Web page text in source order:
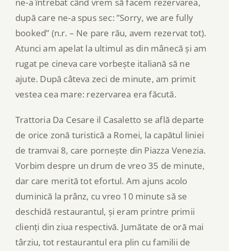
ne-a întrebat când vrem să facem rezervarea,
după care ne-a spus sec: ”Sorry, we are fully
booked” (n.r. – Ne pare rău, avem rezervat tot).
Atunci am apelat la ultimul as din mânecă și am
rugat pe cineva care vorbește italiană să ne
ajute. După câteva zeci de minute, am primit
vestea cea mare: rezervarea era făcută.
Trattoria Da Cesare il Casaletto se află departe
de orice zonă turistică a Romei, la capătul liniei
de tramvai 8, care pornește din Piazza Venezia.
Vorbim despre un drum de vreo 35 de minute,
dar care merită tot efortul. Am ajuns acolo
duminică la prânz, cu vreo 10 minute să se
deschidă restaurantul, și eram printre primii
clienți din ziua respectivă. Jumătate de oră mai
târziu, tot restaurantul era plin cu familii de